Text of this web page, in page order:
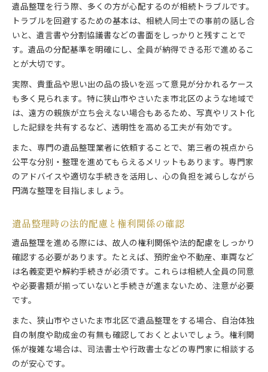
遺品整理を行う際、多くの方が心配するのが相続トラブルです。
トラブルを回避するための基本は、相続人同士での事前の話し合
いと、遺言書や分割協議書などの書面をしっかりと残すことで
す。遺品の分配基準を明確にし、全員が納得できる形で進めるこ
とが大切です。
実際、貴重品や思い出の品の扱いを巡って意見が分かれるケース
も多く見られます。特に狭山市やさいたま市北区のような地域で
は、遠方の親族が立ち会えない場合もあるため、写真やリスト化
した記録を共有するなど、透明性を高める工夫が有効です。
また、専門の遺品整理業者に依頼することで、第三者の視点から
公平な分別・整理を進めてもらえるメリットもあります。専門家
のアドバイスや適切な手続きを活用し、心の負担を減らしながら
円満な整理を目指しましょう。
遺品整理時の法的配慮と権利関係の確認
遺品整理を進める際には、故人の権利関係や法的配慮をしっかり
確認する必要があります。たとえば、預貯金や不動産、車両など
は名義変更や解約手続きが必須です。これらは相続人全員の同意
や必要書類が揃っていないと手続きが進まないため、注意が必要
です。
また、狭山市やさいたま市北区で遺品整理をする場合、自治体独
自の制度や助成金の有無も確認しておくとよいでしょう。権利関
係が複雑な場合は、司法書士や行政書士などの専門家に相談する
のが安心です。